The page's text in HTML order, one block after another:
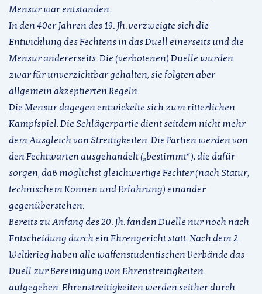
Mensur war entstanden.
In den 40er Jahren des 19. Jh. verzweigte sich die
Entwicklung des Fechtens in das Duell einerseits und die
Mensur andererseits. Die (verbotenen) Duelle wurden
zwar für unverzichtbar gehalten, sie folgten aber
allgemein akzeptierten Regeln.
Die Mensur dagegen entwickelte sich zum ritterlichen
Kampfspiel. Die Schlägerpartie dient seitdem nicht mehr
dem Ausgleich von Streitigkeiten. Die Partien werden von
den Fechtwarten ausgehandelt („bestimmt“), die dafür
sorgen, daß möglichst gleichwertige Fechter (nach Statur,
technischem Können und Erfahrung) einander
gegenüberstehen.
Bereits zu Anfang des 20. Jh. fanden Duelle nur noch nach
Entscheidung durch ein Ehrengericht statt. Nach dem 2.
Weltkrieg haben alle waffenstudentischen Verbände das
Duell zur Bereinigung von Ehrenstreitigkeiten
aufgegeben. Ehrenstreitigkeiten werden seither durch